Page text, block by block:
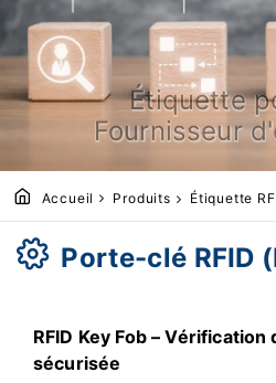
Étiquette
Fournisseur
Accueil Produits Étiquette
Porte-clé RFID
RFID Key Fob –
sécurisée